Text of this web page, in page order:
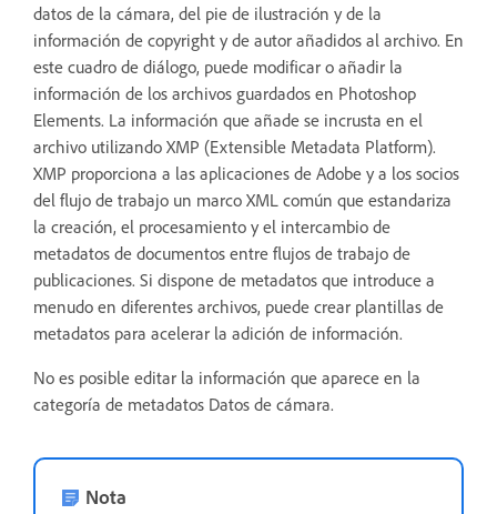
datos de la cámara, del pie de ilustración y de la
información de copyright y de autor añadidos al archivo. En
este cuadro de diálogo, puede modificar o añadir la
información de los archivos guardados en Photoshop
Elements. La información que añade se incrusta en el
archivo utilizando XMP (Extensible Metadata Platform).
XMP proporciona a las aplicaciones de Adobe y a los socios
del flujo de trabajo un marco XML común que estandariza
la creación, el procesamiento y el intercambio de
metadatos de documentos entre flujos de trabajo de
publicaciones. Si dispone de metadatos que introduce a
menudo en diferentes archivos, puede crear plantillas de
metadatos para acelerar la adición de información.
No es posible editar la información que aparece en la
categoría de metadatos Datos de cámara.
Nota